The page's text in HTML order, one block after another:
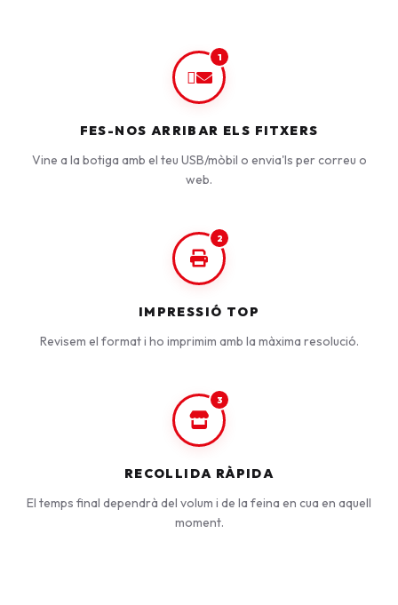
1
FES-NOS ARRIBAR ELS FITXERS
Vine a la botiga amb el teu USB/mòbil o envia'ls per correu o
web.
2
IMPRESSIÓ TOP
Revisem el format i ho imprimim amb la màxima resolució.
3
RECOLLIDA RÀPIDA
El temps final dependrà del volum i de la feina en cua en aquell
moment.